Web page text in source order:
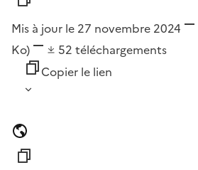
Mis à jour le 27 novembre 2024
Ko)
52 téléchargements
Copier le lien